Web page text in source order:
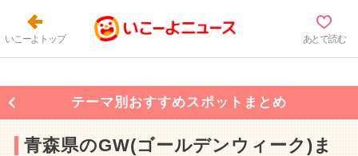
いこーよトップ あとで読む
テーマ別おすすめスポットまとめ
青森県のGW(ゴールデンウィーク)ま